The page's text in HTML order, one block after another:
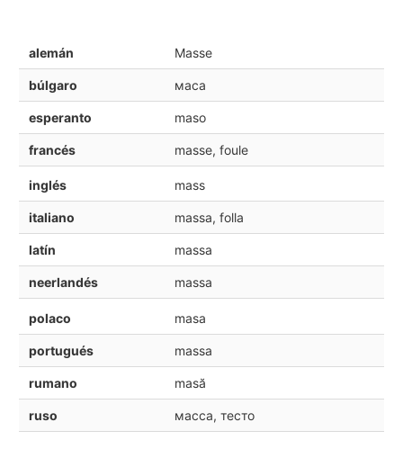
alemán Masse
búlgaro маса
esperanto maso
francés masse, foule
inglés mass
italiano massa, folla
latín massa
neerlandés massa
polaco masa
portugués massa
rumano masă
ruso масса, тесто